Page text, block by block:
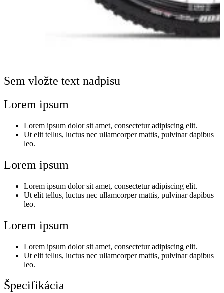
Sem vložte text nadpisu
Lorem ipsum
Lorem ipsum dolor sit amet, consectetur adipiscing elit.
Ut elit tellus, luctus nec ullamcorper mattis, pulvinar dapibus
leo.
Lorem ipsum
Lorem ipsum dolor sit amet, consectetur adipiscing elit.
Ut elit tellus, luctus nec ullamcorper mattis, pulvinar dapibus
leo.
Lorem ipsum
Lorem ipsum dolor sit amet, consectetur adipiscing elit.
Ut elit tellus, luctus nec ullamcorper mattis, pulvinar dapibus
leo.
Špecifikácia